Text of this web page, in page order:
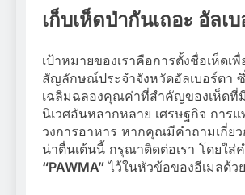
เก็บเห็ดป่ากันเถอะ อัลเ
เป้าหมายของเราคือการตั้งชื่อเห็ดเพื่
สัญลักษณ์ประจำจังหวัดอัลเบอร์ตา ซึ่
เฉลิมฉลองคุณค่าที่สำคัญของเห็ดที่
นิเวศอันหลากหลาย เศรษฐกิจ การ
วงการอาหาร หากคุณมีคำถามเกี่ย
น่าตื่นเต้นนี้ กรุณาติดต่อเรา โดยใส่
“PAWMA” ไว้ในหัวข้อของอีเมลด้ว